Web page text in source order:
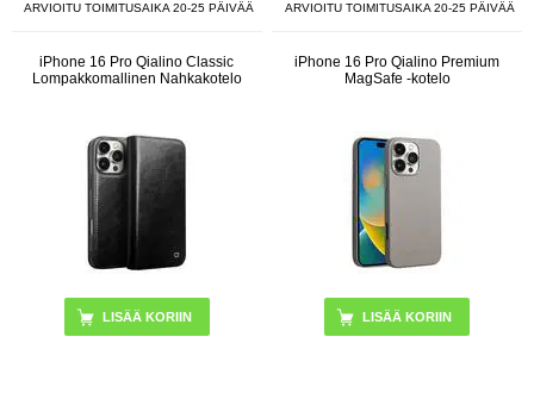
ARVIOITU TOIMITUSAIKA 20-25 PÄIVÄÄ ARVIOITU TOIMITUSAIKA 20-25 PÄIVÄÄ
iPhone 16 Pro Qialino Classic
Lompakkomallinen Nahkakotelo
LISÄÄ KORIIN
iPhone 16 Pro Qialino Premium
MagSafe -kotelo
LISÄÄ KORIIN